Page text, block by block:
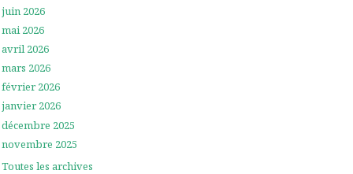
juin 2026
mai 2026
avril 2026
mars 2026
février 2026
janvier 2026
décembre 2025
novembre 2025
Toutes les archives